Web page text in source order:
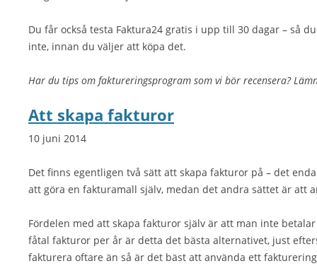
Du får också testa Faktura24 gratis i upp till 30 dagar – så
inte, innan du väljer att köpa det.
Har du tips om faktureringsprogram som vi bör recensera?
Att skapa fakturor
10 juni 2014
Det finns egentligen två sätt att skapa fakturor på – det
att göra en fakturamall själv, medan det andra sättet är att
Fördelen med att skapa fakturor själv är att man inte
fåtal fakturor per år är detta det bästa alternativet, just
fakturera oftare än så är det bäst att använda ett